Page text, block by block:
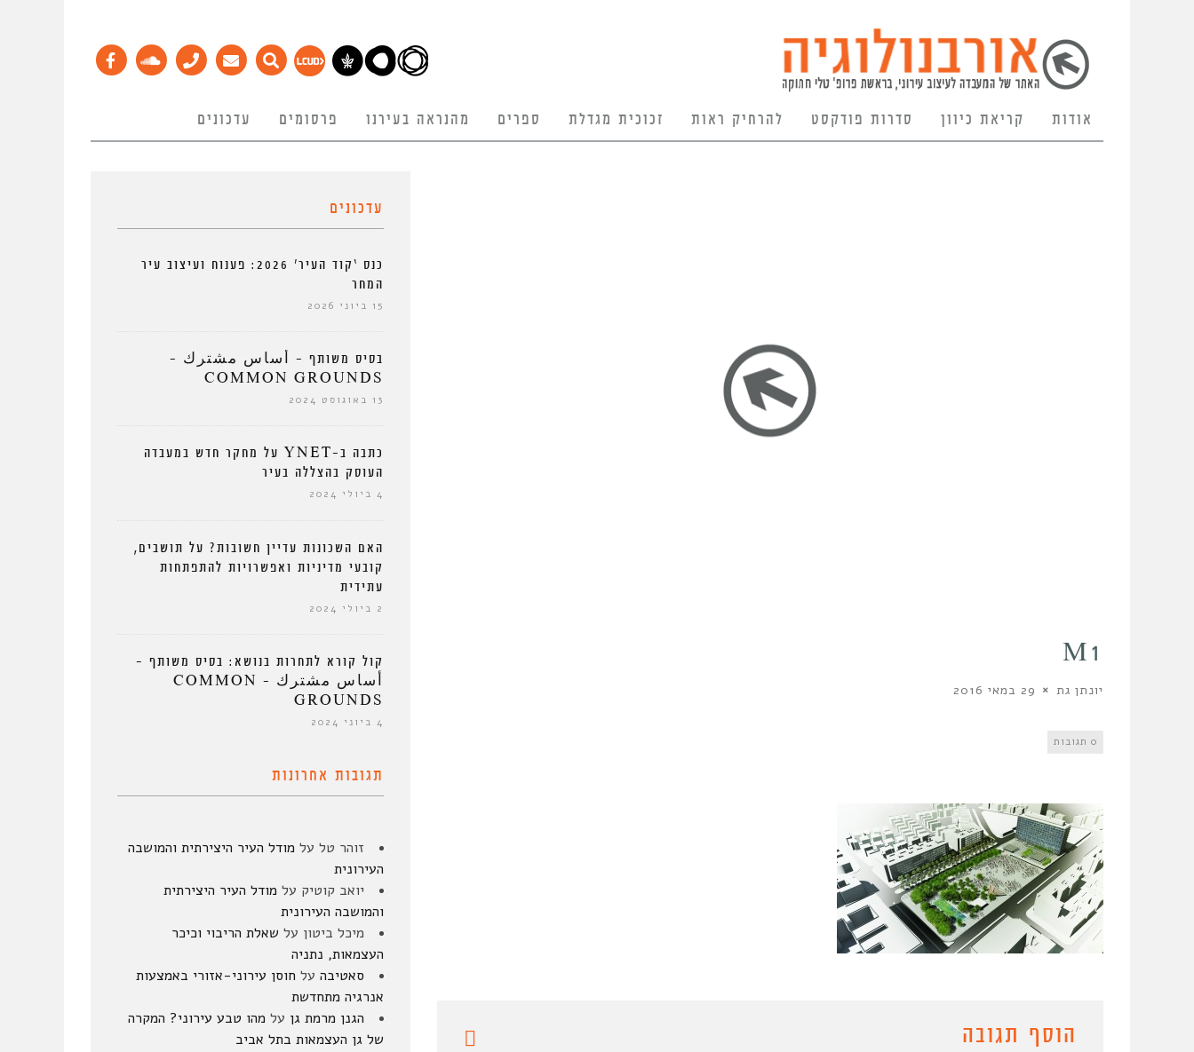
אודות קריאת כיוון סדרות פודקסט להרחיק ראות זכוכית מגדלת ספרים מהנראה בעירנו פרסומים עדכונים
M1
יונתן גת 29 במאי 2016
0 תגובות
הוסף תגובה
עדכונים
כנס ‘קוד העיר’ 2026: פענוח ועיצוב עיר
המחר
15 ביוני 2026
בסיס משותף – أساس مشترك –
COMMON GROUNDS
13 באוגוסט 2024
כתבה ב-YNET על מחקר חדש במעבדה
העוסק בהצללה בעיר
4 ביולי 2024
האם השכונות עדיין חשובות? על תושבים,
קובעי מדיניות ואפשרויות להתפתחות
עתידית
2 ביולי 2024
קול קורא לתחרות בנושא: בסיס משותף –
أساس مشترك – COMMON
GROUNDS
4 ביוני 2024
תגובות אחרונות
זוהר טל על מודל העיר היצירתית והמושבה
העירונית
יואב קוטיק על מודל העיר היצירתית
והמושבה העירונית
מיכל ביטון על שאלת הריבוי וכיכר
העצמאות, נתניה
סאטיבה על חוסן עירוני-אזורי באמצעות
אנרגיה מתחדשת
הגנן מרמת גן על מהו טבע עירוני? המקרה
של גן העצמאות בתל אביב